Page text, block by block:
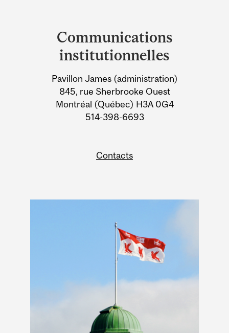
University
Information
Communications
institutionnelles
Pavillon James (administration)
845, rue Sherbrooke Ouest
Montréal (Québec) H3A 0G4
514-398-6693
Contacts